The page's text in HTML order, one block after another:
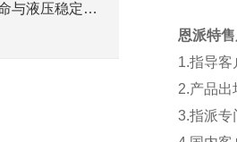
铝渣压饼机模具寿命与液压稳定性的深度解析，为什么恩派特更耐用？
恩派特
1.指导客
2.产品出
3.指派专